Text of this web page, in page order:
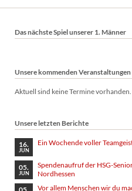
Das nächste Spiel unserer 1. Männer
Unsere kommenden Veranstaltungen
Aktuell sind keine Termine vorhanden.
Unsere letzten Berichte
16.
JUN
Ein Wochende voller
05.
JUN
Spendenaufruf der HSG-
Nordhessen
Vor allem Menschen wir du